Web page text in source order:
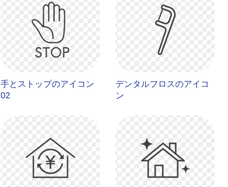
手とストップのアイコン
02
デンタルフロスのアイコ
ン